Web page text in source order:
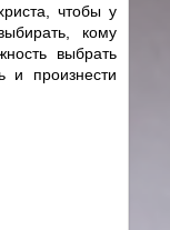
чтобы у
кому
выбрать
и произнести